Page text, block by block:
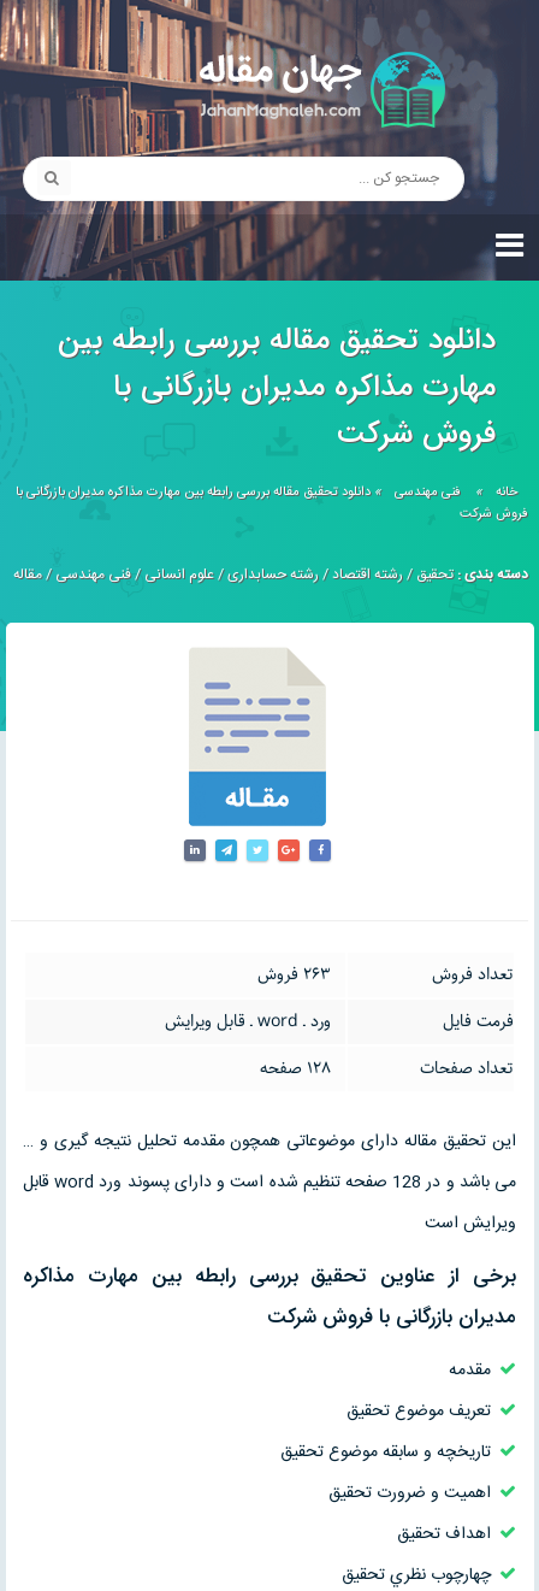
دانلود تحقیق مقاله بررسی رابطه بين
مهارت مذاكره مديران بازرگانی با
فروش شركت
خانه » فنی مهندسی »دانلود تحقیق مقاله بررسی رابطه بين مهارت مذاكره مديران بازرگانی با
فروش شركت
دسته بندی :تحقیق/رشته اقتصاد/رشته حسابداری/علوم انسانی/فنی مهندسی/مقاله
تعداد فروش
263 فروش
فرمت فایل
ورد ـ word ـ قابل ویرایش
تعداد صفحات
128 صفحه
این تحقیق مقاله دارای موضوعاتی همچون مقدمه تحلیل نتیجه گیری و …
می باشد و در 128 صفحه تنظیم شده است و دارای پسوند ورد word قابل
ویرایش است
برخی از عناوین تحقیق بررسی رابطه بين مهارت مذاكره
مديران بازرگانی با فروش شركت
مقدمه
تعريف موضوع تحقيق
تاريخچه و سابقه موضوع تحقيق
اهميت و ضرورت تحقيق
اهداف تحقيق
چهارچوب نظري تحقيق